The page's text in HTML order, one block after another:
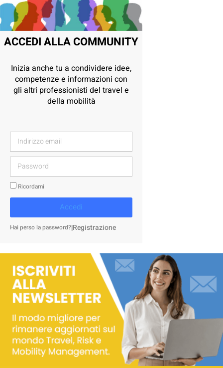
ACCEDI ALLA COMMUNITY
Inizia anche tu a condividere idee,
competenze e informazioni con
gli altri professionisti del travel e
della mobilità
Ricordami
Accedi
Hai perso la password?|Registrazione